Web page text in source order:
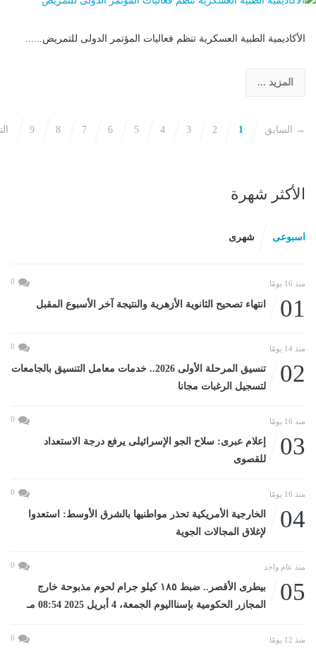
الأكاديمية الطبية العسكرية تنظم فعاليات المؤتمر الدولى للتمريض......
المزيد ...
→ السابق 1
2
3
4
5
6
7
8
9
الأكثر شهرة
اسبوعى شهرى
منذ 16 يومًا 0
01 انتهاء تصحيح الثانوية الأزهرية والنتيجة آخر الأسبوع المقبل
منذ 14 يومًا 0
02
تنسيق المرحلة الأولى 2026.. خدمات معامل التنسيق بالجامعات
لتسجيل الرغبات مجانا
منذ 16 يومًا 0
03
إعلام عبرى: سلاح الجو الإسرائيلى يرفع درجة الاستعداد
للقصوى
منذ 16 يومًا 0
04
الخارجية الأمريكية تحذر مواطنيها بالشرق الأوسط: استعدوا
لإغلاق المجالات الجوية
منذ عام واحد 0
05
بيطرى الأقصر.. ضبط ١٨٥ كيلو جرام لحوم مذبوحة خارج
المجازر الحكومية بإسنااليوم الجمعة، 4 أبريل 2025 08:54 مـ
منذ 12 يومًا 0